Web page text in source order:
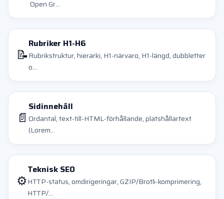
Open Gr...
📝
Rubriker H1-H6
Rubrikstruktur, hierarki, H1-närvaro, H1-längd, dubbletter
o...
📄
Sidinnehåll
Ordantal, text-till-HTML-förhållande, platshållartext
(Lorem...
⚙️
Teknisk SEO
HTTP-status, omdirigeringar, GZIP/Brotli-komprimering,
HTTP/...